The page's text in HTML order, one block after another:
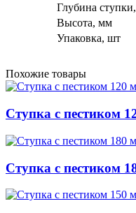
Глубина
Высота, мм
Упаковка, шт
Похожие товары
Ступка с пестиком
Ступка с пестиком